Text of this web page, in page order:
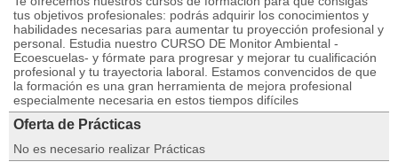
tus objetivos profesionales: podrás adquirir los conocimientos y
habilidades necesarias para aumentar tu proyección profesional y
personal. Estudia nuestro CURSO DE Monitor Ambiental -
Ecoescuelas- y fórmate para progresar y mejorar tu cualificación
profesional y tu trayectoria laboral. Estamos convencidos de que
la formación es una gran herramienta de mejora profesional
especialmente necesaria en estos tiempos difíciles
Oferta de Prácticas
No es necesario realizar Prácticas